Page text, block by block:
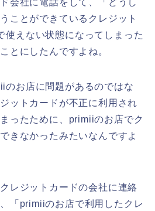
ことができているクレジット
使えない状態になってしまった
とにしたんですよね。
のお店に問題があるのではな
ットカードが不正に利用され
ったために、primiiのお店でク
きなかったみたいなんですよ
レジットカードの会社に連絡
「primiiのお店で利用したクレ